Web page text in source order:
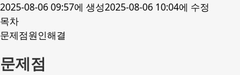
2025-08-06 09:57에 생성2025-08-06 10:04에 수정
목차
문제점원인해결
문제점